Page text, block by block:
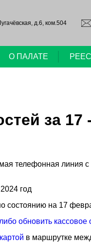
д.6, ком.504
О ПАЛАТЕ
за 17
телефонная
год
состоянию на 17
обновить кассовое
в маршрутке